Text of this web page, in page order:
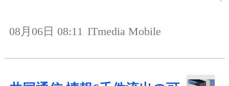
08月06日 08:11 ITmedia Mobile